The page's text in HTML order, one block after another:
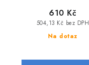
Na dotaz
504,13 Kč bez DPH
610 Kč